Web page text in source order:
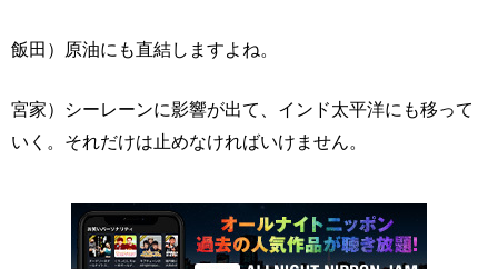
飯田）原油にも直結しますよね。
宮家）シーレーンに影響が出て、インド太平洋にも移って
いく。それだけは止めなければいけません。